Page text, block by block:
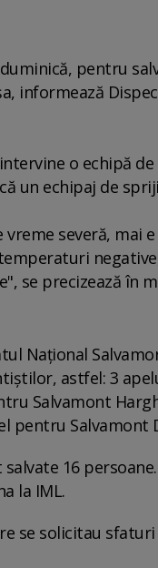
pentru
informează
o echipă
un echipaj de
severă, mai
se precizează în
Național
astfel: 3
Salvamont
pentru Salvamont
16
la IML.
se solicitau